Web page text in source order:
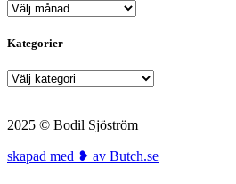
Arkiv
Kategorier
Kategorier
2025 © Bodil Sjöström
skapad med ❥ av Butch.se